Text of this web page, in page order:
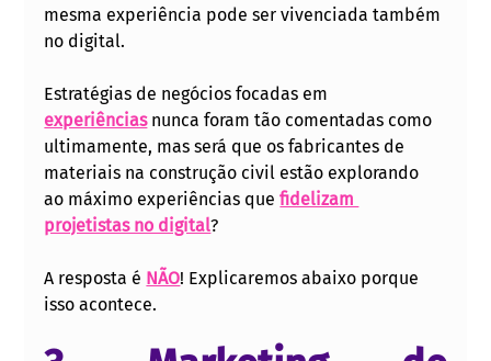
mesma experiência pode ser vivenciada também
no digital.
Estratégias de negócios focadas em
experiências nunca foram tão comentadas como
ultimamente, mas será que os fabricantes de
materiais na construção civil estão explorando
ao máximo experiências que fidelizam
projetistas no digital?
A resposta é NÃO! Explicaremos abaixo porque
isso acontece.